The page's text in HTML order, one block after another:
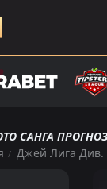
САНГА
Джей Лига Див.